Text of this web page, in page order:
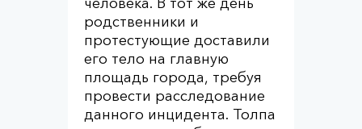
родственники и
протестующие доставили
его тело на главную
площадь города, требуя
провести расследование
данного инцидента. Толпа